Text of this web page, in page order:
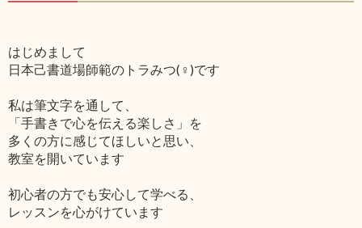
はじめまして
日本己書道場師範のトラみつ(♀)です
私は筆文字を通して、
「手書きで心を伝える楽しさ」を
多くの方に感じてほしいと思い、
教室を開いています
初心者の方でも安心して学べる、
レッスンを心がけています